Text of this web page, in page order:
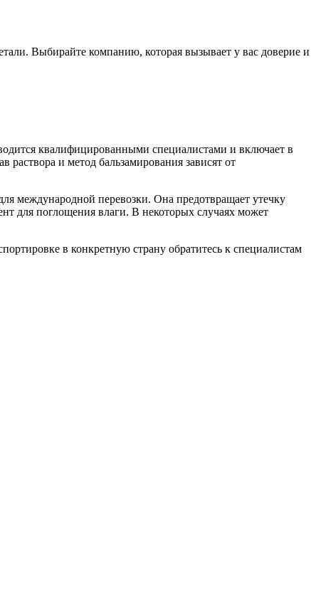
Выбирайте компанию, которая вызывает у вас доверие и
квалифицированными специалистами и включает в
раствора и метод бальзамирования зависят от
международной перевозки. Она предотвращает утечку
для поглощения влаги. В некоторых случаях может
в конкретную страну обратитесь к специалистам